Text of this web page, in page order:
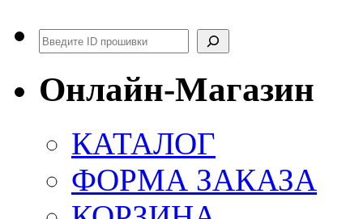
Поиск
Онлайн-Магазин
КАТАЛОГ
ФОРМА ЗАКАЗА